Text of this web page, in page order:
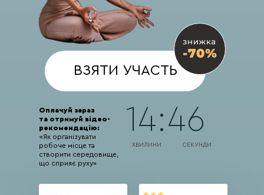
ХВИЛИНИ СЕКУНДИ
14:44
Оплачуй зараз
та отримуй відео-
рекомендацію:
«Як організувати
робоче місце та
створити середовище,
що сприяє руху»
ВЗЯТИ УЧАСТЬ